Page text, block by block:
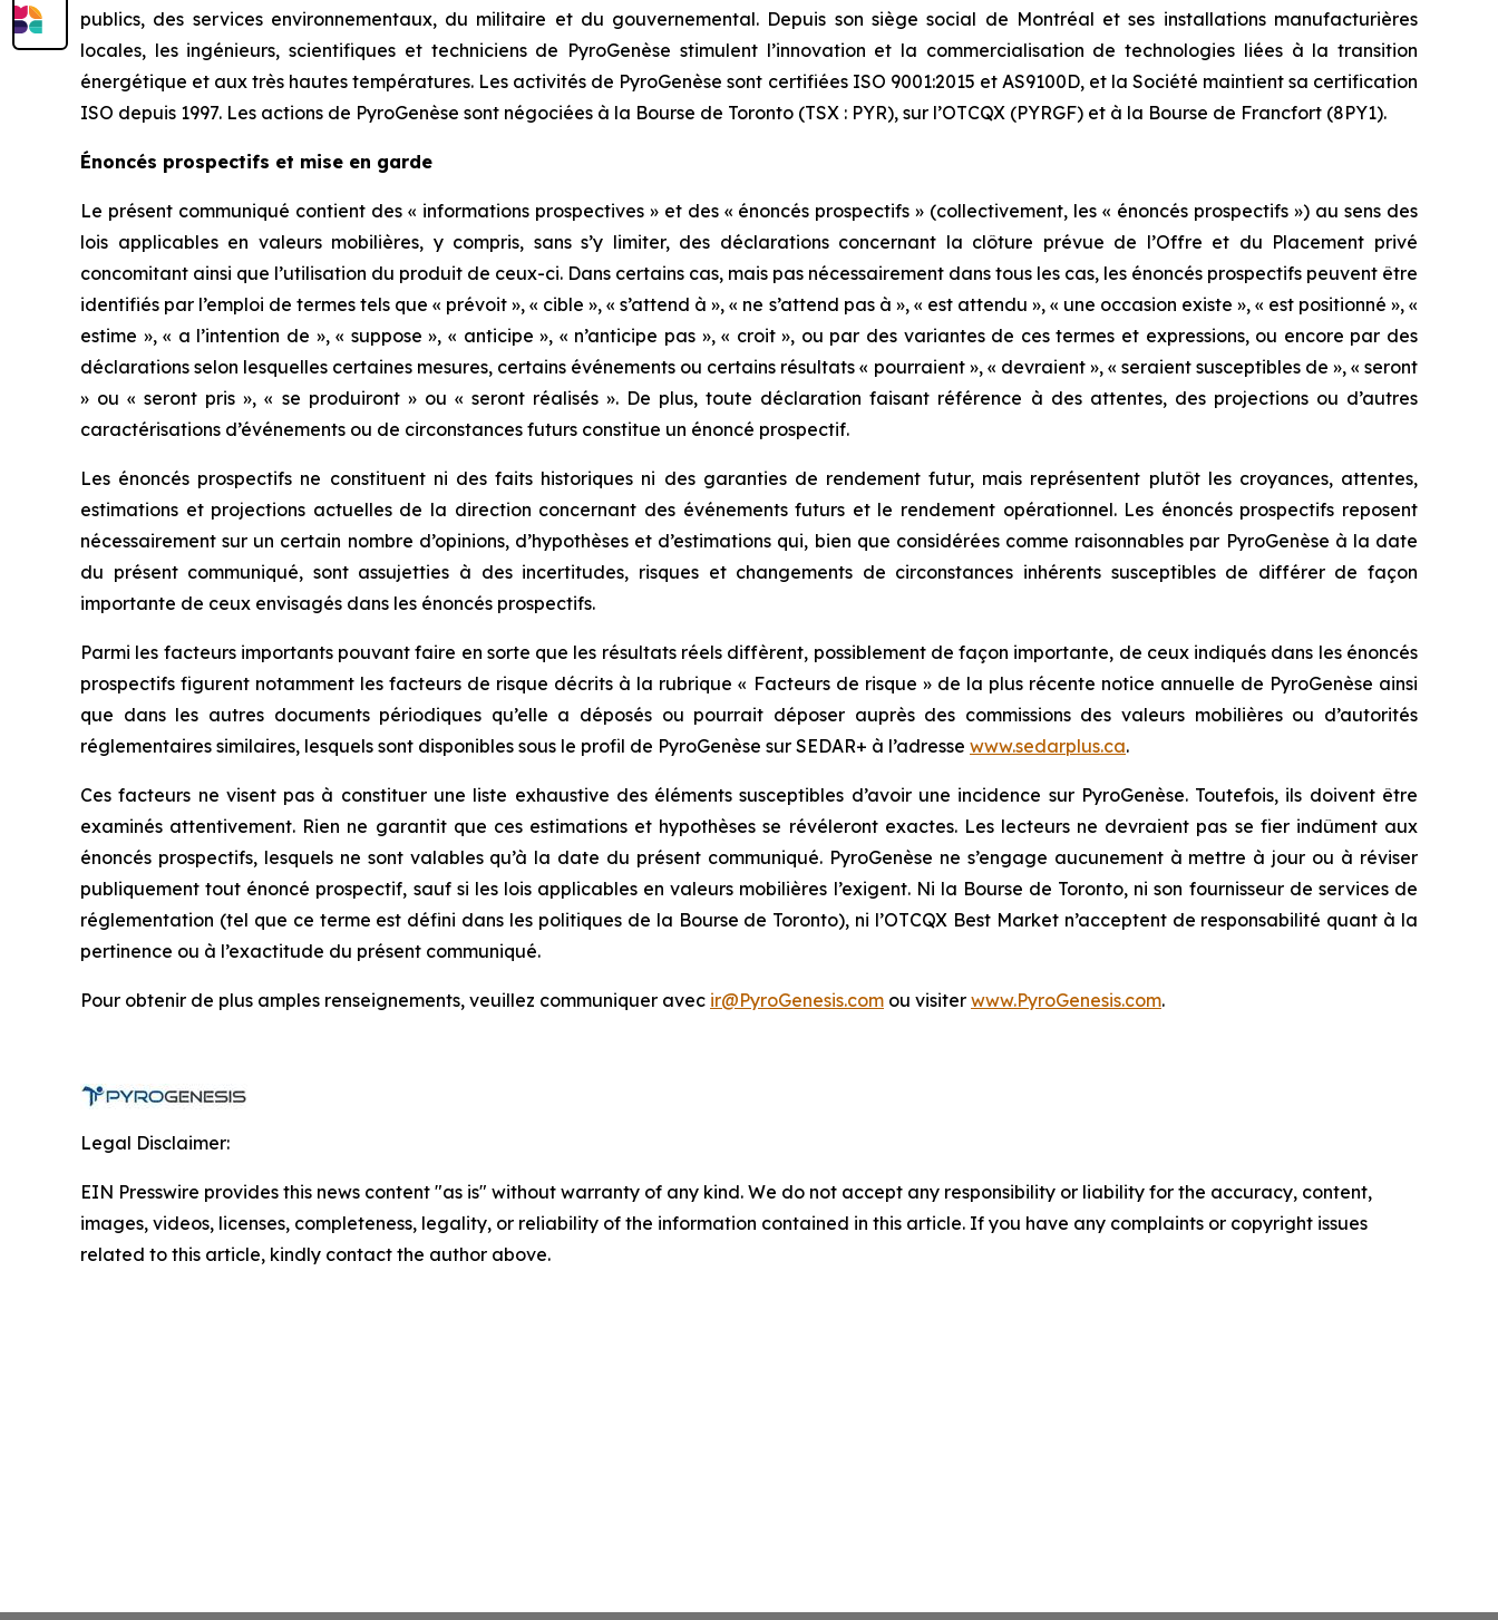
publics, des services environnementaux, du militaire et du gouvernemental. Depuis son siège social de Montréal et ses installations manufacturières
locales, les ingénieurs, scientifiques et techniciens de PyroGenèse stimulent l’innovation et la commercialisation de technologies liées à la transition
énergétique et aux très hautes températures. Les activités de PyroGenèse sont certifiées ISO 9001:2015 et AS9100D, et la Société maintient sa certification
ISO depuis 1997. Les actions de PyroGenèse sont négociées à la Bourse de Toronto (TSX : PYR), sur l’OTCQX (PYRGF) et à la Bourse de Francfort (8PY1).
Énoncés prospectifs et mise en garde
Le présent communiqué contient des « informations prospectives » et des « énoncés prospectifs » (collectivement, les « énoncés prospectifs ») au sens des
lois applicables en valeurs mobilières, y compris, sans s’y limiter, des déclarations concernant la clôture prévue de l’Offre et du Placement privé
concomitant ainsi que l’utilisation du produit de ceux-ci. Dans certains cas, mais pas nécessairement dans tous les cas, les énoncés prospectifs peuvent être
identifiés par l’emploi de termes tels que « prévoit », « cible », « s’attend à », « ne s’attend pas à », « est attendu », « une occasion existe », « est positionné », «
estime », « a l’intention de », « suppose », « anticipe », « n’anticipe pas », « croit », ou par des variantes de ces termes et expressions, ou encore par des
déclarations selon lesquelles certaines mesures, certains événements ou certains résultats « pourraient », « devraient », « seraient susceptibles de », « seront
» ou « seront pris », « se produiront » ou « seront réalisés ». De plus, toute déclaration faisant référence à des attentes, des projections ou d’autres
caractérisations d’événements ou de circonstances futurs constitue un énoncé prospectif.
Les énoncés prospectifs ne constituent ni des faits historiques ni des garanties de rendement futur, mais représentent plutôt les croyances, attentes,
estimations et projections actuelles de la direction concernant des événements futurs et le rendement opérationnel. Les énoncés prospectifs reposent
nécessairement sur un certain nombre d’opinions, d’hypothèses et d’estimations qui, bien que considérées comme raisonnables par PyroGenèse à la date
du présent communiqué, sont assujetties à des incertitudes, risques et changements de circonstances inhérents susceptibles de différer de façon
importante de ceux envisagés dans les énoncés prospectifs.
Parmi les facteurs importants pouvant faire en sorte que les résultats réels diffèrent, possiblement de façon importante, de ceux indiqués dans les énoncés
prospectifs figurent notamment les facteurs de risque décrits à la rubrique « Facteurs de risque » de la plus récente notice annuelle de PyroGenèse ainsi
que dans les autres documents périodiques qu’elle a déposés ou pourrait déposer auprès des commissions des valeurs mobilières ou d’autorités
réglementaires similaires, lesquels sont disponibles sous le profil de PyroGenèse sur SEDAR+ à l’adresse www.sedarplus.ca.
Ces facteurs ne visent pas à constituer une liste exhaustive des éléments susceptibles d’avoir une incidence sur PyroGenèse. Toutefois, ils doivent être
examinés attentivement. Rien ne garantit que ces estimations et hypothèses se révéleront exactes. Les lecteurs ne devraient pas se fier indûment aux
énoncés prospectifs, lesquels ne sont valables qu’à la date du présent communiqué. PyroGenèse ne s’engage aucunement à mettre à jour ou à réviser
publiquement tout énoncé prospectif, sauf si les lois applicables en valeurs mobilières l’exigent. Ni la Bourse de Toronto, ni son fournisseur de services de
réglementation (tel que ce terme est défini dans les politiques de la Bourse de Toronto), ni l’OTCQX Best Market n’acceptent de responsabilité quant à la
pertinence ou à l’exactitude du présent communiqué.
Pour obtenir de plus amples renseignements, veuillez communiquer avec ir@PyroGenesis.com ou visiter www.PyroGenesis.com.
Legal Disclaimer:
EIN Presswire provides this news content "as is" without warranty of any kind. We do not accept any responsibility or liability for the accuracy, content,
images, videos, licenses, completeness, legality, or reliability of the information contained in this article. If you have any complaints or copyright issues
related to this article, kindly contact the author above.